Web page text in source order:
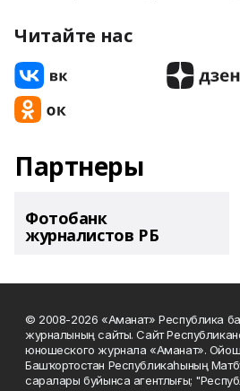
Читайте нас
Партнеры
Фотобанк
журналистов РБ
© 2008-2026 «Аманат» Республика
журналының сайты. Сайт
юношеского журнала «Аманат».
Башҡортостан Республикаһының
саралары буйынса агентлығы;